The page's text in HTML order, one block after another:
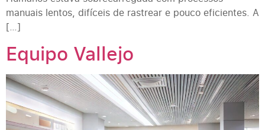
manuais lentos, difíceis de rastrear e pouco eficientes. A
[…]
Equipo Vallejo